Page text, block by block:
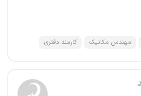
مهندس مکانیک کارمند دفتری